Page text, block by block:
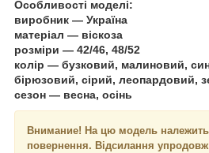
Особливості моделі:
виробник — Україна
матеріал — віскоза
розміри — 42/46, 48/52
колір — бузковий, малиновий,
бірюзовий, сірий, леопардовий,
сезон — весна, осінь
Внимание! На цю модель
повернення. Відсилання упродовж